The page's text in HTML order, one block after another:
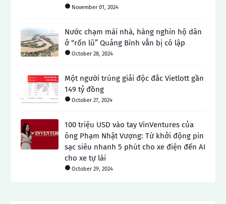
November 01, 2024
Nước chạm mái nhà, hàng nghìn hộ dân
ở “rốn lũ” Quảng Bình vẫn bị cô lập
October 28, 2024
Một người trúng giải độc đắc Vietlott gần
149 tỷ đồng
October 27, 2024
100 triệu USD vào tay VinVentures của
ông Phạm Nhật Vượng: Từ khởi động pin
sạc siêu nhanh 5 phút cho xe điện đến AI
cho xe tự lái
October 29, 2024